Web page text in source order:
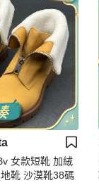
女款短靴 加絨
靴 沙漠靴38碼